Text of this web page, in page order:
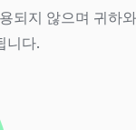
되지 않으며 귀하
니다.